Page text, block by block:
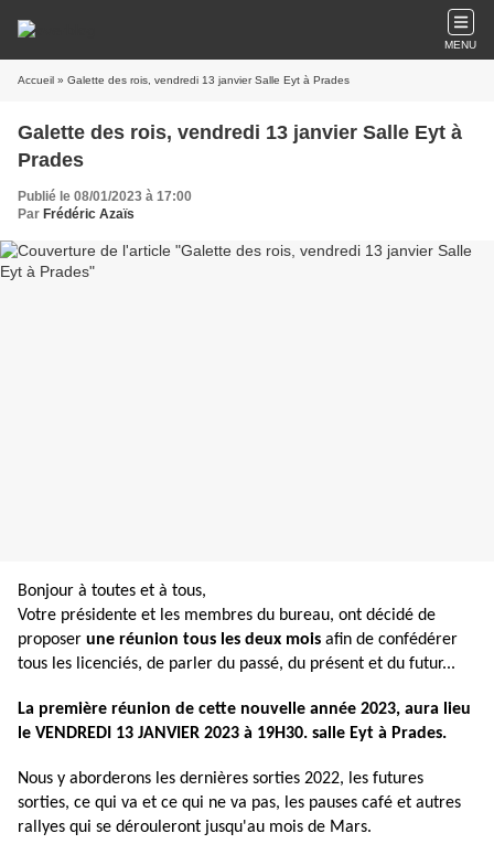
MENU
Accueil » Galette des rois, vendredi 13 janvier Salle Eyt à Prades
Galette des rois, vendredi 13 janvier Salle Eyt à
Prades
Publié le 08/01/2023 à 17:00
Par Frédéric Azaïs
Bonjour à toutes et à tous,
Votre présidente et les membres du bureau, ont décidé de
proposer une réunion tous les deux mois afin de confédérer
tous les licenciés, de parler du passé, du présent et du futur...
La première réunion de cette nouvelle année 2023, aura lieu
le VENDREDI 13 JANVIER 2023 à 19H30. salle Eyt à Prades.
Nous y aborderons les dernières sorties 2022, les futures
sorties, ce qui va et ce qui ne va pas, les pauses café et autres
rallyes qui se dérouleront jusqu'au mois de Mars.